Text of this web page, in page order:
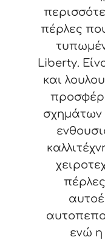
πέρλες
Liberty.
και
σχημάτων
ενώ η